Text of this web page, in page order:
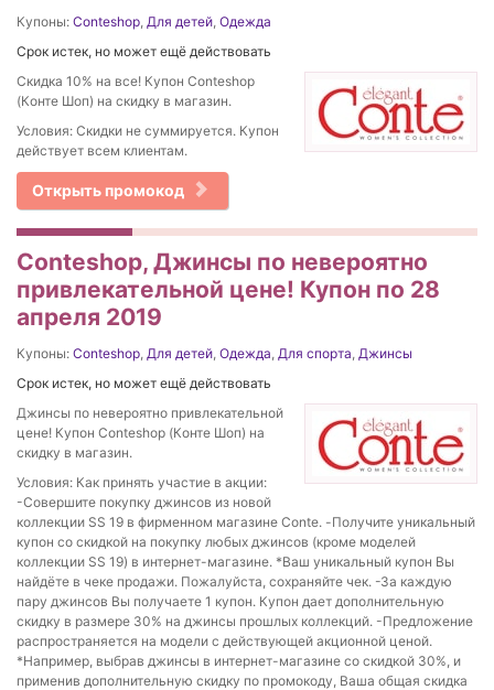
Купоны: Conteshop Для детей Одежда
Срок истек, но может ещё действовать
Скидка 10% на все! Купон Conteshop
(Конте Шоп) на скидку в магазин.
Условия: Скидки не суммируется. Купон
действует всем клиентам.
Открыть промокод
Conteshop, Джинсы по невероятно
привлекательной цене! Купон по 28
апреля 2019
Купоны: Conteshop Для детей Одежда Для спорта Джинсы
Срок истек, но может ещё действовать
Джинсы по невероятно привлекательной
цене! Купон Conteshop (Конте Шоп) на
скидку в магазин.
Условия: Как принять участие в акции:
-Совершите покупку джинсов из новой
коллекции SS 19 в фирменном магазине Conte. -Получите уникальный
купон со скидкой на покупку любых джинсов (кроме моделей
коллекции SS 19) в интернет-магазине. *Ваш уникальный купон Вы
найдёте в чеке продажи. Пожалуйста, сохраняйте чек. -За каждую
пару джинсов Вы получаете 1 купон. Купон дает дополнительную
скидку в размере 30% на джинсы прошлых коллекций. -Предложение
распространяется на модели с действующей акционной ценой.
*Например, выбрав джинсы в интернет-магазине со скидкой 30%, и
применив дополнительную скидку по промокоду, Ваша общая скидка